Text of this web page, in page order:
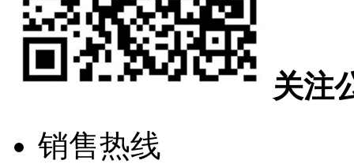
关注
销售热线